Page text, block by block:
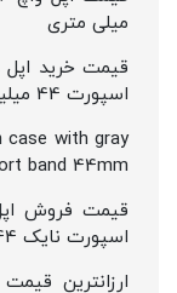
میلی متری
اسپورت 44 میلیمتری
case with gray
band 44mm
اسپورت نایک 44 میلیتر